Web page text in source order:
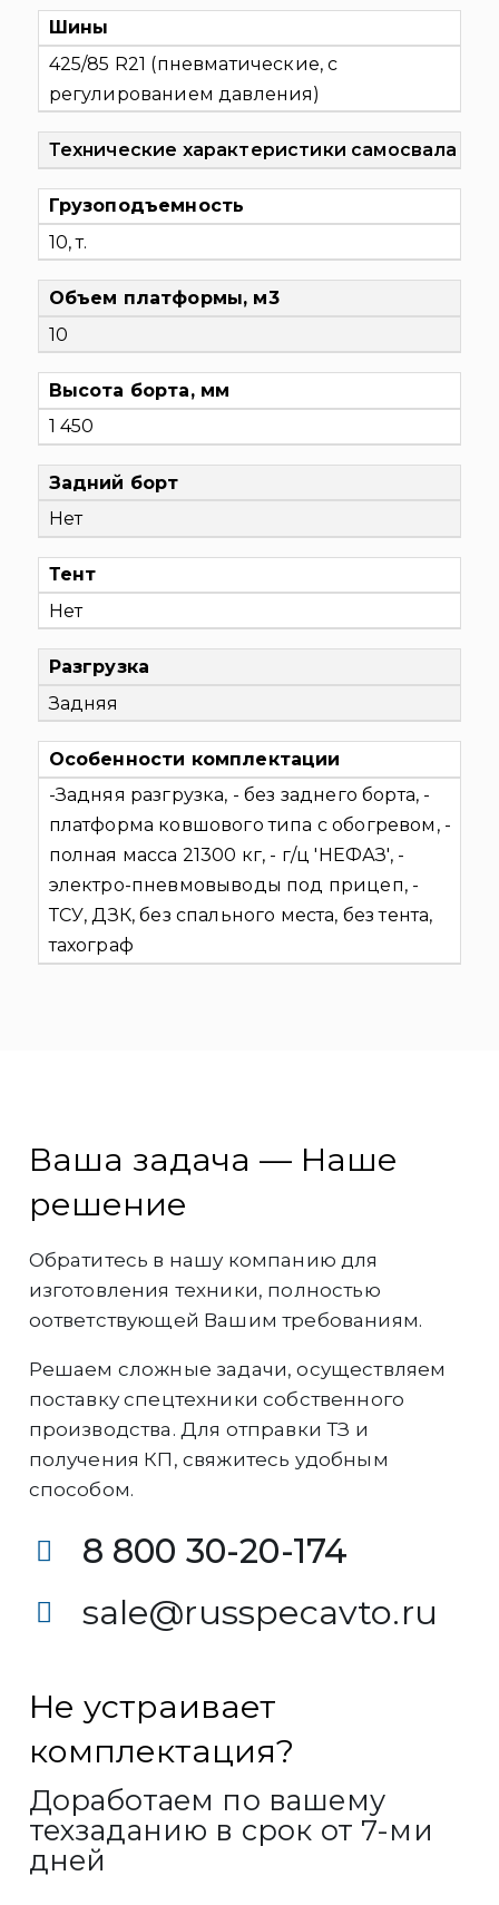
Шины
425/85 R21 (пневматические, с
регулированием давления)
Технические характеристики самосвала
Грузоподъемность
10, т.
Объем платформы, м3
10
Высота борта, мм
1 450
Задний борт
Нет
Тент
Нет
Разгрузка
Задняя
Особенности комплектации
-Задняя разгрузка, - без заднего борта, -
платформа ковшового типа с обогревом,-
полная масса 21300 кг, - г/ц 'НЕФАЗ',-
электро-пневмовыводы под прицеп,-
ТСУ, ДЗК, без спального места, без тента,
тахограф
Ваша задача — Наше
решение
Обратитесь в нашу компанию для
изготовления техники, полностью
оответствующей Вашим требованиям.
Решаем сложные задачи, осуществляем
поставку спецтехники собственного
производства. Для отправки ТЗ и
получения КП, свяжитесь удобным
способом.
8 800 30-20-174
sale@russpecavto.ru
Не устраивает
комплектация?
Доработаем по вашему
техзаданию в срок от 7-ми
дней